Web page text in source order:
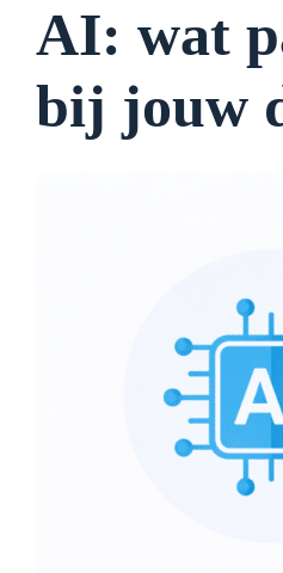
AI: wat
bij jouw